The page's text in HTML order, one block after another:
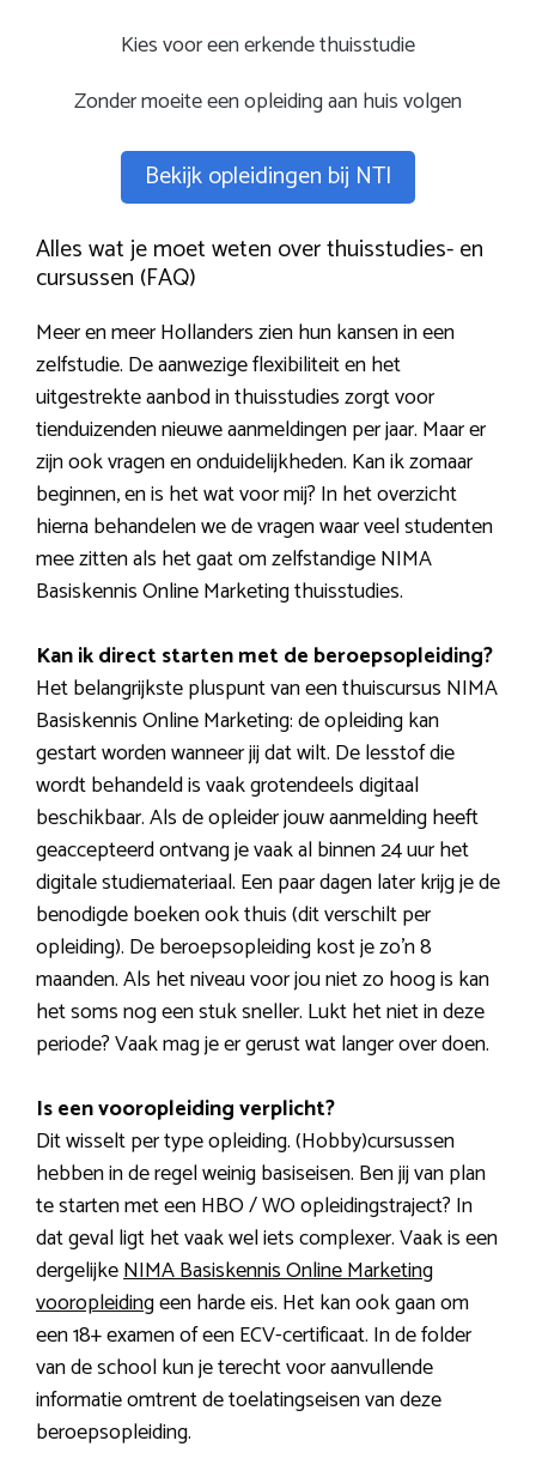
Kies voor een erkende thuisstudie
Zonder moeite een opleiding aan huis volgen
Bekijk opleidingen bij NTI
Alles wat je moet weten over thuisstudies- en
cursussen (FAQ)
Meer en meer Hollanders zien hun kansen in een
zelfstudie. De aanwezige flexibiliteit en het
uitgestrekte aanbod in thuisstudies zorgt voor
tienduizenden nieuwe aanmeldingen per jaar. Maar er
zijn ook vragen en onduidelijkheden. Kan ik zomaar
beginnen, en is het wat voor mij? In het overzicht
hierna behandelen we de vragen waar veel studenten
mee zitten als het gaat om zelfstandige NIMA
Basiskennis Online Marketing thuisstudies.
Kan ik direct starten met de beroepsopleiding?
Het belangrijkste pluspunt van een thuiscursus NIMA
Basiskennis Online Marketing: de opleiding kan
gestart worden wanneer jij dat wilt. De lesstof die
wordt behandeld is vaak grotendeels digitaal
beschikbaar. Als de opleider jouw aanmelding heeft
geaccepteerd ontvang je vaak al binnen 24 uur het
digitale studiemateriaal. Een paar dagen later krijg je de
benodigde boeken ook thuis (dit verschilt per
opleiding). De beroepsopleiding kost je zo’n 8
maanden. Als het niveau voor jou niet zo hoog is kan
het soms nog een stuk sneller. Lukt het niet in deze
periode? Vaak mag je er gerust wat langer over doen.
Is een vooropleiding verplicht?
Dit wisselt per type opleiding. (Hobby)cursussen
hebben in de regel weinig basiseisen. Ben jij van plan
te starten met een HBO / WO opleidingstraject? In
dat geval ligt het vaak wel iets complexer. Vaak is een
dergelijkeNIMA Basiskennis Online Marketing
vooropleidingeen harde eis. Het kan ook gaan om
een 18+ examen of een ECV-certificaat. In de folder
van de school kun je terecht voor aanvullende
informatie omtrent de toelatingseisen van deze
beroepsopleiding.